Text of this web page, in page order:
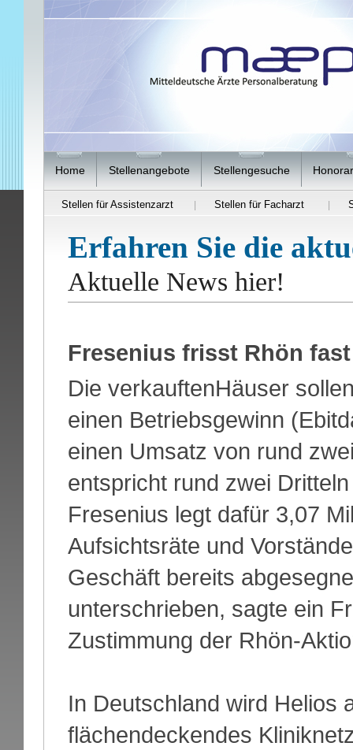
Home Stellenangebote Stellengesuche
Stellen für Assistenzarzt Stellen für Facharzt
Erfahren Sie die
Aktuelle News hier!
Fresenius frisst Rhön
Die verkauftenHäuser
einen Betriebsgewinn
einen Umsatz von rund
entspricht rund zwei
Fresenius legt dafür 3,07
Aufsichtsräte und
Geschäft bereits
unterschrieben, sagte ein
Zustimmung der Rhön-
In Deutschland wird Helios
flächendeckendes